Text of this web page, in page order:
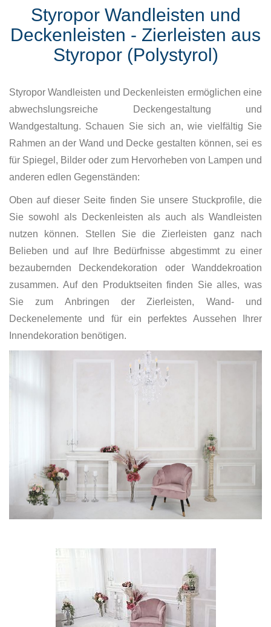
Styropor Wandleisten und
Deckenleisten - Zierleisten aus
Styropor (Polystyrol)
Styropor Wandleisten und Deckenleisten ermöglichen eine
abwechslungsreiche Deckengestaltung und
Wandgestaltung. Schauen Sie sich an, wie vielfältig Sie
Rahmen an der Wand und Decke gestalten können, sei es
für Spiegel, Bilder oder zum Hervorheben von Lampen und
anderen edlen Gegenständen:
Oben auf dieser Seite finden Sie unsere Stuckprofile, die
Sie sowohl als Deckenleisten als auch als Wandleisten
nutzen können. Stellen Sie die Zierleisten ganz nach
Belieben und auf Ihre Bedürfnisse abgestimmt zu einer
bezaubernden Deckendekoration oder Wanddekroation
zusammen. Auf den Produktseiten finden Sie alles, was
Sie zum Anbringen der Zierleisten, Wand- und
Deckenelemente und für ein perfektes Aussehen Ihrer
Innendekoration benötigen.